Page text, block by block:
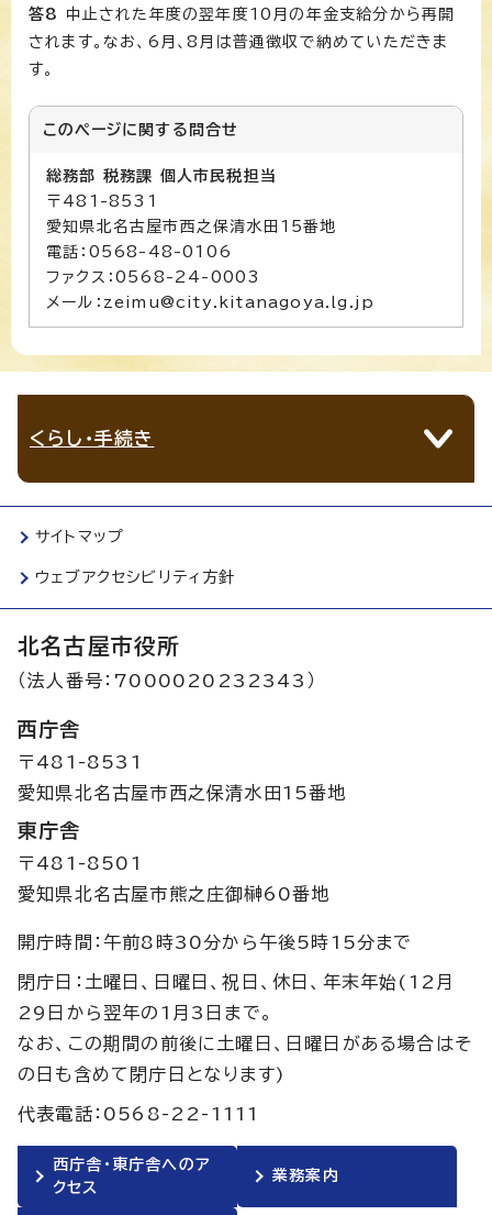
答8
中止された年度の翌年度10月の年金支給分から再開
されます。なお、6月、8月は普通徴収で納めていただきま
す。
このページに関する 問合せ
総務部 税務課 個人市民税担当
〒481-8531
愛知県北名古屋市西之保清水田15番地
電話：0568-48-0106
ファクス：0568-24-0003
メール：zeimu@city.kitanagoya.lg.jp
くらし・手続き
サイトマップ
ウェブアクセシビリティ方針
北名古屋市役所
（法人番号：7000020232343）
西庁舎
〒481-8531
愛知県北名古屋市西之保清水田15番地
東庁舎
〒481-8501
愛知県北名古屋市熊之庄御榊60番地
開庁時間：午前8時30分から午後5時15分まで
閉庁日：土曜日、日曜日、祝日、休日、年末年始(12月
29日から翌年の1月3日まで。
なお、この期間の前後に土曜日、日曜日がある場合はそ
の日も含めて閉庁日となります)
代表電話：0568-22-1111
西庁舎・東庁舎へのア
クセス
業務案内